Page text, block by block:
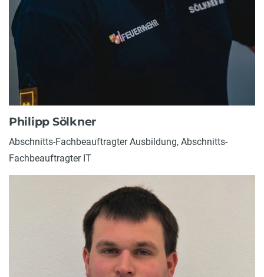
Philipp Sölkner
Abschnitts-Fachbeauftragter Ausbildung, Abschnitts-
Fachbeauftragter IT